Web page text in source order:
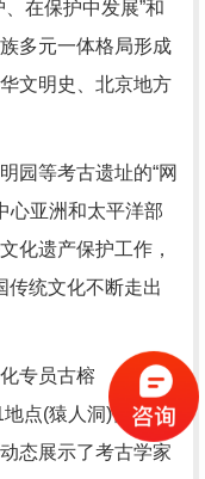
在保护中发展”和
多元一体格局形成
文明史、北京地方
等考古遗址的“网
心亚洲和太平洋部
化遗产保护工作，
传统文化不断走出
专员古榕
点(猿人洞)保护建
态展示了考古学家